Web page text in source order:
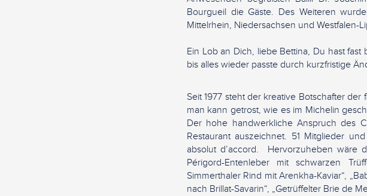
Bourgueil die Gäste. Des Weiteren
Mittelrhein, Niedersachsen und Westfalen-
Ein Lob an Dich, liebe Bettina, Du hast
bis alles wieder passte durch kurzfristige
Seit 1977 steht der kreative Botschafter
man kann getrost, wie es im Michelin
Der hohe handwerkliche Anspruch des
Restaurant auszeichnet. 51 Mitglieder
absolut d’accord. Hervorzuheben wäre
Périgord-Entenleber mit schwarzen
Simmerthaler Rind mit Arenkha-Kaviar“,
nach Brillat-Savarin“, „Getrüffelter Brie de